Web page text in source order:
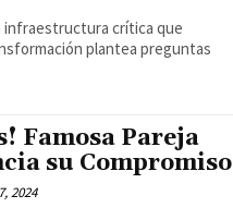
infraestructura crítica que
plantea preguntas
Famosa Pareja
su Compromiso
2024